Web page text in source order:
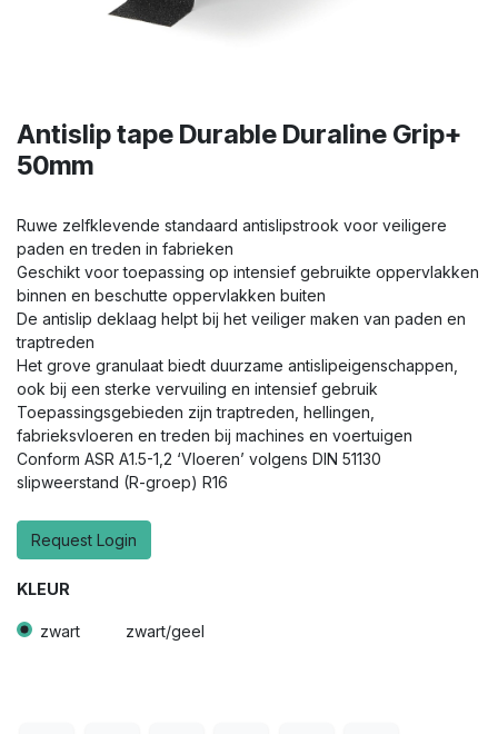
Antislip tape Durable Duraline Grip+
50mm
Ruwe zelfklevende standaard antislipstrook voor veiligere
paden en treden in fabrieken
Geschikt voor toepassing op intensief gebruikte oppervlakken
binnen en beschutte oppervlakken buiten
De antislip deklaag helpt bij het veiliger maken van paden en
traptreden
Het grove granulaat biedt duurzame antislipeigenschappen,
ook bij een sterke vervuiling en intensief gebruik
Toepassingsgebieden zijn traptreden, hellingen,
fabrieksvloeren en treden bij machines en voertuigen
Conform ASR A1.5-1,2 ‘Vloeren’ volgens DIN 51130
slipweerstand (R-groep) R16
Request Login
KLEUR
zwart zwart/geel